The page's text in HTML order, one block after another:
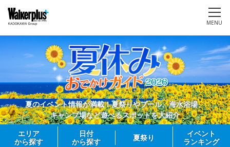
MENU
夏のイベント情報が満載！夏祭りやプール、海水浴場、
キャンプ場など遊べるスポットを大紹介
エリア
から探す
日付
から探す
夏祭り
イベント
ランキング